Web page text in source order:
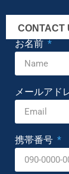
CONTACT
お名前
メールアド
携帯番号